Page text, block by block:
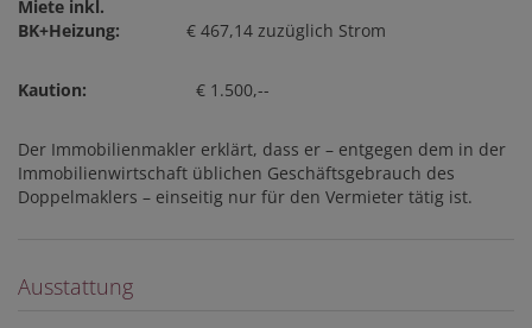
Miete inkl.
BK+Heizung:
€ 467,14 zuzüglich Strom
Kaution: € 1.500,--
Der Immobilienmakler erklärt, dass er – entgegen dem in der
Immobilienwirtschaft üblichen Geschäftsgebrauch des
Doppelmaklers – einseitig nur für den Vermieter tätig ist.
Ausstattung